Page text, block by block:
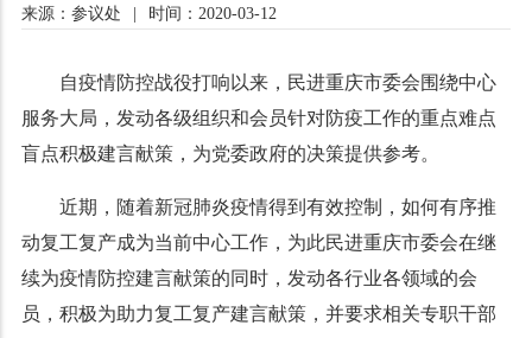
来源：参议处 时间：2020-03-12
自疫情防控战役打响以来，民进重庆市委会围绕中心
服务大局，发动各级组织和会员针对防疫工作的重点难点
盲点积极建言献策，为党委政府的决策提供参考。
近期，随着新冠肺炎疫情得到有效控制，如何有序推
动复工复产成为当前中心工作，为此民进重庆市委会在继
续为疫情防控建言献策的同时，发动各行业各领域的会
员，积极为助力复工复产建言献策，并要求相关专职干部